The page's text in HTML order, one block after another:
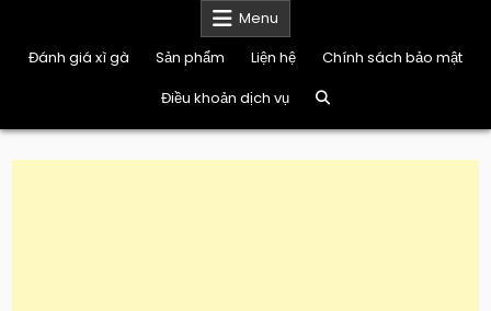
Menu
Đánh giá xì gà
Sản phẩm Liện hệ
Chính sách bảo mật
Điều khoản dịch vụ